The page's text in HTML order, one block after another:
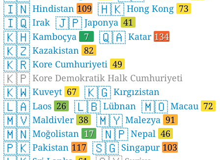
🇮🇳 Hindistan 109 🇭🇰 Hong Kong 73
🇮🇶 Irak 🇯🇵 Japonya 41
🇰🇭 Kamboçya 7 🇶🇦 Katar 134
🇰🇿 Kazakistan 82
🇰🇷 Kore Cumhuriyeti 49
🇰🇵 Kore Demokratik Halk Cumhuriyeti
🇰🇼 Kuveyt 67 🇰🇬 Kırgızistan
🇱🇦 Laos 26 🇱🇧 Lübnan 🇲🇴 Macau 72
🇲🇻 Maldivler 38 🇲🇾 Malezya 91
🇲🇳 Moğolistan 17 🇳🇵 Nepal 46
🇵🇰 Pakistan 117 🇸🇬 Singapur 103